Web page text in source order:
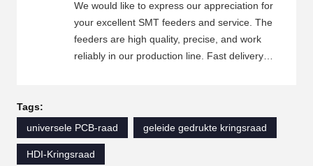
We would like to express our appreciation for
your excellent SMT feeders and service. The
feeders are high quality, precise, and work
reliably in our production line. Fast delivery
professional, and always ready to help.
Whenever we have technical questions or
need to confirm specifications, you reply
Tags:
universele PCB-raad
geleide gedrukte kringsraad
HDI-Kringsraad